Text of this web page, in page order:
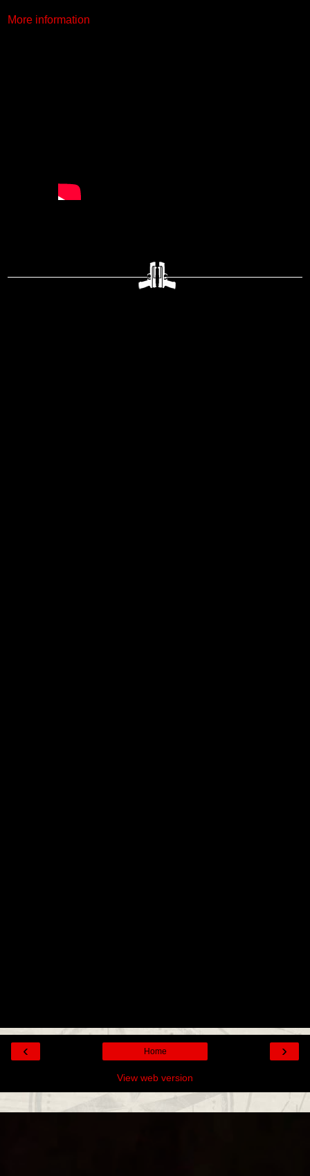
More information
‹ ›
Home
View web version